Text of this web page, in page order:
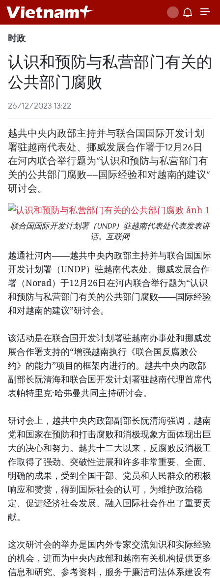
时政
认识和预防与私营部门有关的
公共部门腐败
26/12/2023 13:22
越共中央内政部主持并与联合国国际开发计划
署驻越南代表处、挪威发展合作署于12月26日
在河内联合举行题为“认识和预防与私营部门有
关的公共部门腐败——国际经验和对越南的建议”
研讨会。
联合国国际开发计划署（UNDP）驻越南代表处代表发表讲
话。互联网
越通社河内——越共中央内政部主持并与联合国国际
开发计划署（UNDP）驻越南代表处、挪威发展合作
署（Norad）于12月26日在河内联合举行题为“认识
和预防与私营部门有关的公共部门腐败——国际经验
和对越南的建议”研讨会。
该活动是在联合国开发计划署驻越南办事处和挪威发
展合作署支持的“增强越南执行《联合国反腐败公
约》的能力”项目的框架内进行的。越共中央内政部
副部长阮清海和联合国开发计划署驻越南代理首席代
表帕特里克·哈弗曼共同主持研讨会。
研讨会上，越共中央内政部副部长阮清海强调，越南
党和国家在预防和打击腐败和消极现象方面体现出巨
大的决心和努力。越共十二大以来，反腐败反消极工
作取得了强劲、突破性进展和许多非常重要、全面、
明确的成果，受到全国干部、党员和人民群众的积极
响应和赞赏，得到国际社会的认可，为维护政治稳
定、促进经济社会发展、融入国际社会作出了重要贡
献。
这次研讨会的举办是国内外专家交流知识和实际经验
的机会，进而为中央内政部和越南有关机构提供更多
信息和研究、参考资料，服务于廉洁司法体系建设有